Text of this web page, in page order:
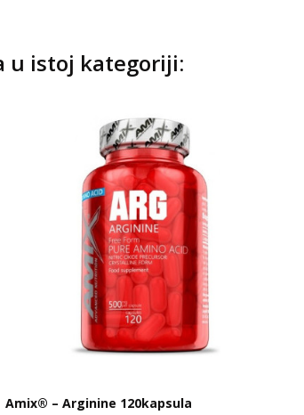
u istoj kategoriji:
Amix® – Arginine 120kapsula